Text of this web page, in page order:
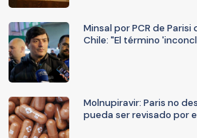
Minsal por PCR de
Chile: "El término
Molnupiravir: Paris no
pueda ser revisado por